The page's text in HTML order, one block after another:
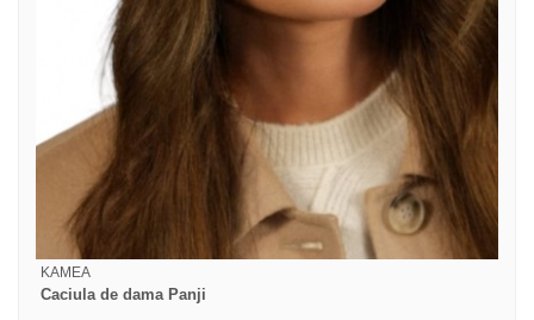
KAMEA
Caciula de dama Panji